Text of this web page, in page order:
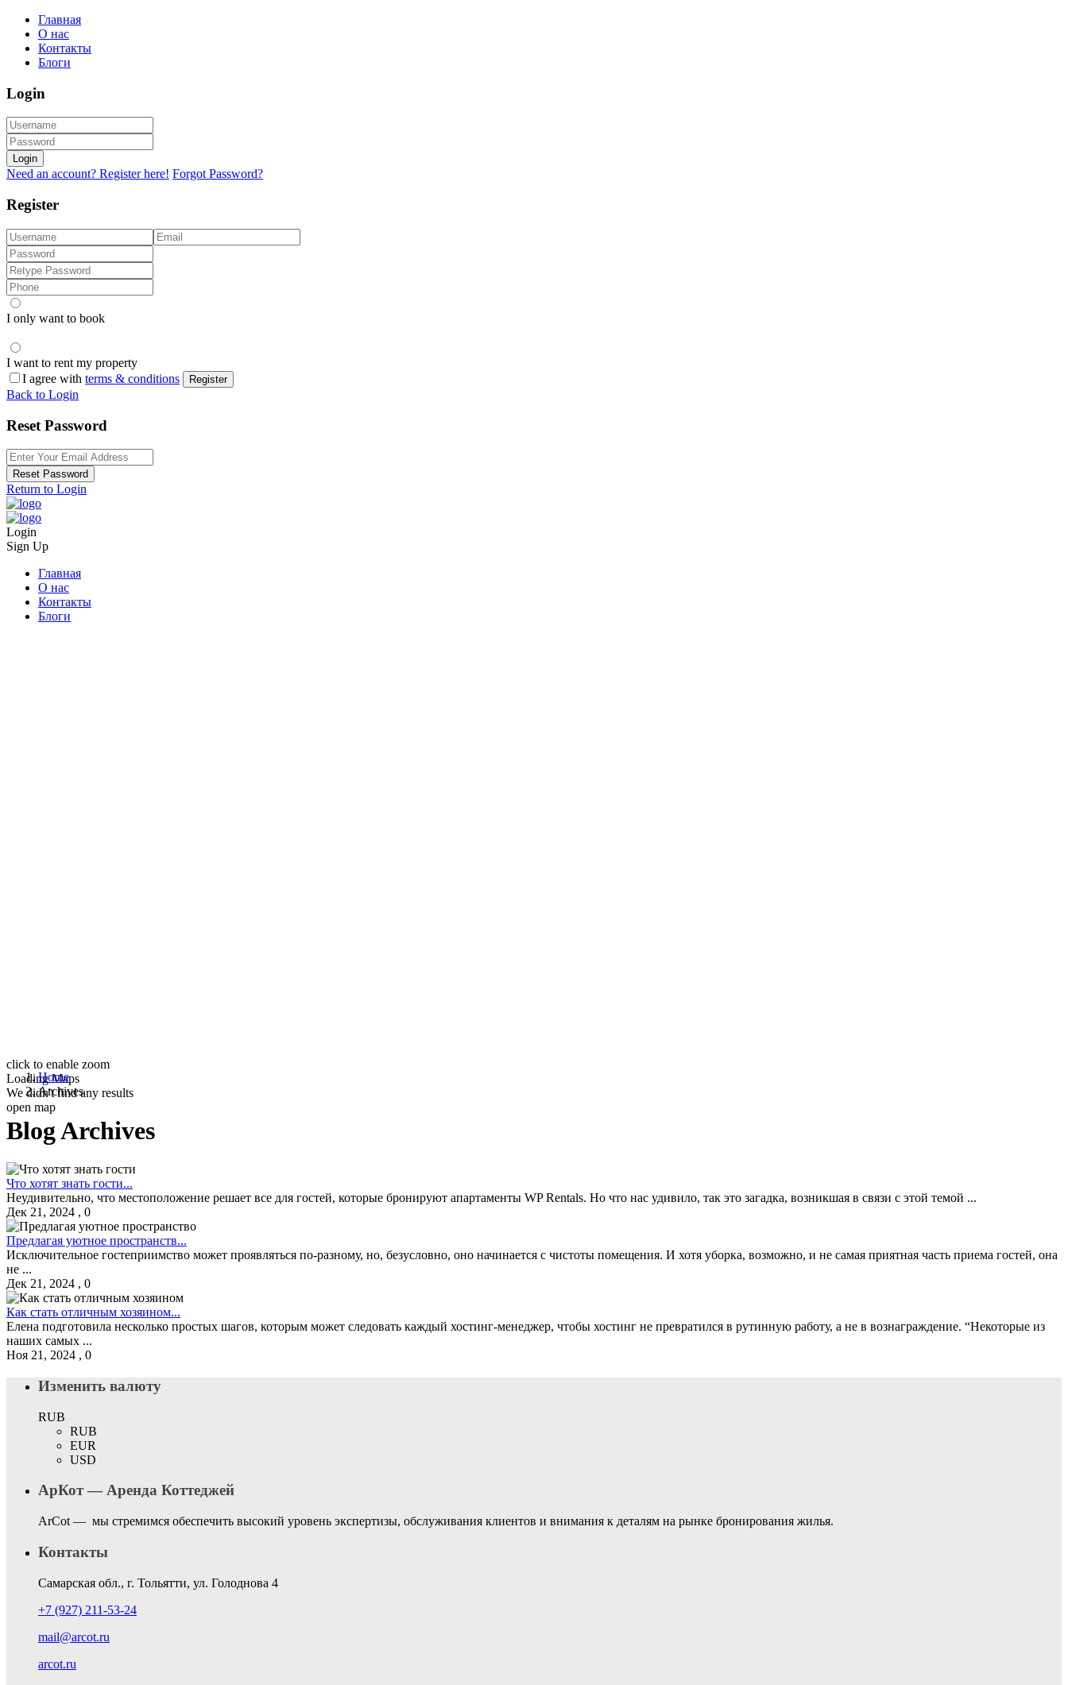
Главная
О нас
Контакты
Блоги
Login
Login
Need an account? Register here! Forgot Password?
Register
I only want to book
I want to rent my property
I agree with terms & conditions Register
Back to Login
Reset Password
Reset Password
Return to Login
Login
Sign Up
Главная
О нас
Контакты
Блоги
click to enable zoom
Loading Maps
We didn't find any results
open map
Home
Archives
Blog Archives
Что хотят знать гости...
Неудивительно, что местоположение решает все для гостей, которые бронируют апартаменты WP Rentals. Но что нас удивило, так это загадка, возникшая в связи с этой темой ...
Дек 21, 2024 , 0
Предлагая уютное пространств...
Исключительное гостеприимство может проявляться по-разному, но, безусловно, оно начинается с чистоты помещения. И хотя уборка, возможно, и не самая приятная часть приема гостей, она
не ...
Дек 21, 2024 , 0
Как стать отличным хозяином...
Елена подготовила несколько простых шагов, которым может следовать каждый хостинг-менеджер, чтобы хостинг не превратился в рутинную работу, а не в вознаграждение. “Некоторые из
наших самых ...
Ноя 21, 2024 , 0
Изменить валюту
RUB
RUB
EUR
USD
АрКот — Аренда Коттеджей
ArCot — мы стремимся обеспечить высокий уровень экспертизы, обслуживания клиентов и внимания к деталям на рынке бронирования жилья.
Контакты
Самарская обл., г. Тольятти, ул. Голоднова 4
+7 (927) 211-53-24
mail@arcot.ru
arcot.ru